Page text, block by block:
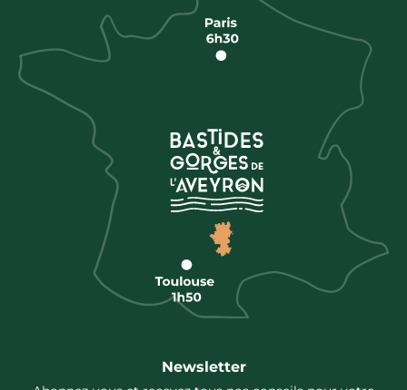
Newsletter